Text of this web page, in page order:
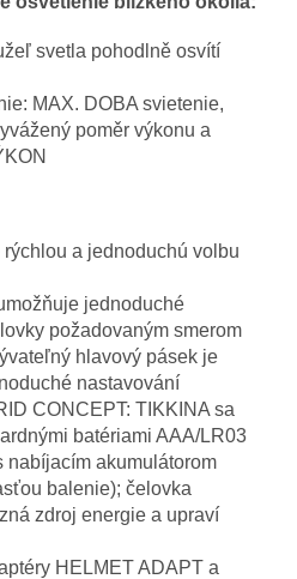
svetla pohodlně osvítí
MAX. DOBA svietenie,
poměr výkonu a
a jednoduchú volbu
jednoduché
požadovaným smerom
hlavový pásek je
nastavování
CONCEPT: TIKKINA sa
batériami AAA/LR03
nabíjacím akumulátorom
balenie); čelovka
zdroj energie a upraví
HELMET ADAPT a